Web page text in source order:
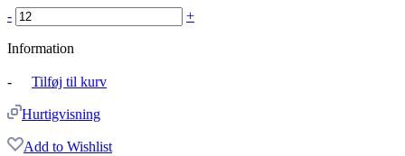
- +
Information
- Tilføj til kurv
Hurtigvisning
Add to Wishlist